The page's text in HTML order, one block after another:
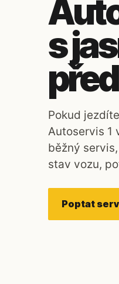
s
Pokud
Autoservis 1
běžný
stav vozu,
Poptat